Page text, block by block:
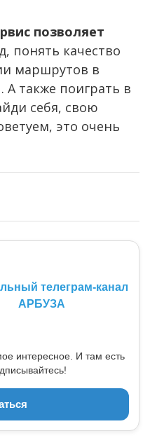
позволяет
понять качество
маршрутов в
А также поиграть в
себя, свою
это очень
телеграм-канал
АРБУЗА
интересное. И там есть